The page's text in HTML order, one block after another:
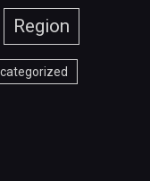
Region